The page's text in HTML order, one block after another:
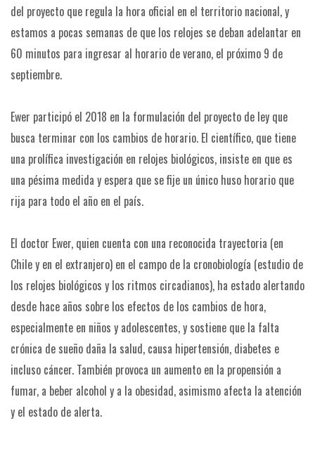
del proyecto que regula la hora oficial en el territorio nacional, y
estamos a pocas semanas de que los relojes se deban adelantar en
60 minutos para ingresar al horario de verano, el próximo 9 de
septiembre.
Ewer participó el 2018 en la formulación del proyecto de ley que
busca terminar con los cambios de horario. El científico, que tiene
una prolífica investigación en relojes biológicos, insiste en que es
una pésima medida y espera que se fije un único huso horario que
rija para todo el año en el país.
El doctor Ewer, quien cuenta con una reconocida trayectoria (en
Chile y en el extranjero) en el campo de la cronobiología (estudio de
los relojes biológicos y los ritmos circadianos), ha estado alertando
desde hace años sobre los efectos de los cambios de hora,
especialmente en niños y adolescentes, y sostiene que la falta
crónica de sueño daña la salud, causa hipertensión, diabetes e
incluso cáncer. También provoca un aumento en la propensión a
fumar, a beber alcohol y a la obesidad, asimismo afecta la atención
y el estado de alerta.